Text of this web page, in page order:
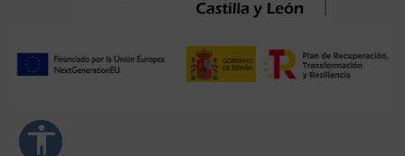
accessibility
(TDAH)